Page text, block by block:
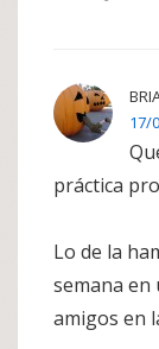
17/
práctica
Lo de la
semana en
amigos en